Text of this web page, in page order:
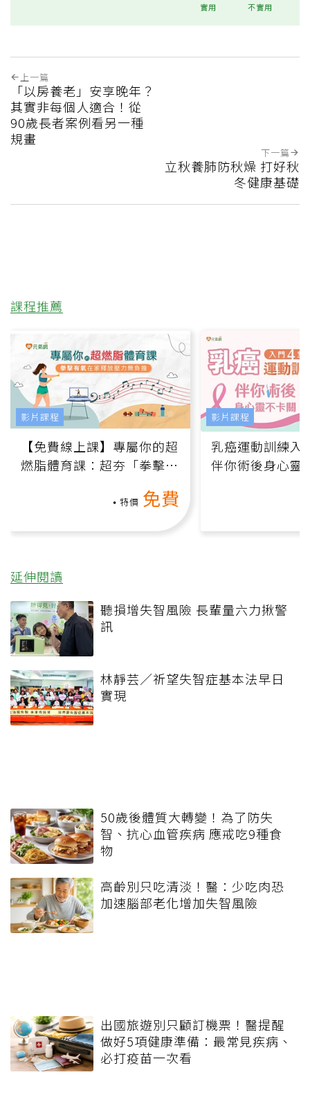
實用 不實用
上一篇
「以房養老」安享晚年？
其實非每個人適合！從
90歲長者案例看另一種
規畫
下一篇
立秋養肺防秋燥 打好秋
冬健康基礎
課程推薦
【免費線上課】專屬你的超
燃脂體育課：超夯「拳擊有
特價 免費
影片課程
乳癌運動訓練入
伴你術後身心靈
影片課程
延伸閱讀
聽損增失智風險 長輩量六力揪警
訊
林靜芸／祈望失智症基本法早日
實現
50歲後體質大轉變！為了防失
智、抗心血管疾病 應戒吃9種食
物
高齡別只吃清淡！醫：少吃肉恐
加速腦部老化增加失智風險
出國旅遊別只顧訂機票！醫提醒
做好5項健康準備：最常見疾病、
必打疫苗一次看